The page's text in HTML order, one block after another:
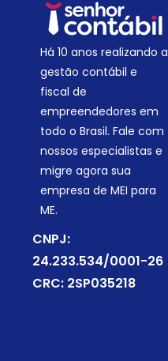
Há 10 anos realizando a
gestão contábil e
fiscal de
empreendedores em
todo o Brasil. Fale com
nossos especialistas e
migre agora sua
empresa de MEI para
ME.
CNPJ:
24.233.534/0001-26
CRC: 2SP035218